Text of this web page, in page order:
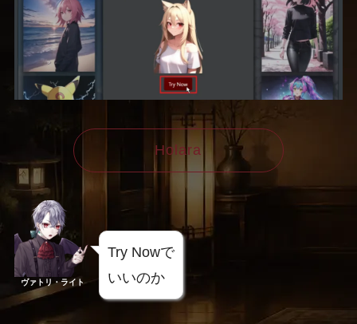
Holara
ヴァトリ・ライト
Try Nowで
いいのか